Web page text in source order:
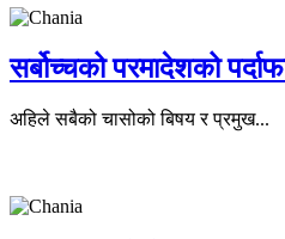
सर्बोच्चको परमादेशको
अहिले सबैको चासोको बिषय र प्रमुख...